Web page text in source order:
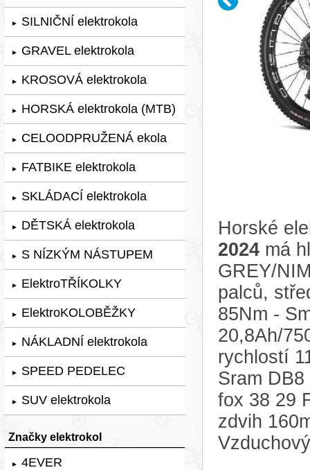
► SILNIČNÍ elektrokola
► GRAVEL elektrokola
► KROSOVÁ elektrokola
► HORSKÁ elektrokola (MTB)
► CELOODPRUŽENÁ ekola
► FATBIKE elektrokola
► SKLÁDACÍ elektrokola
► DĚTSKÁ elektrokola
► S NÍZKÝM NÁSTUPEM
► ElektroTŘÍKOLKY
► ElektroKOLOBĚŽKY
► NÁKLADNÍ elektrokola
► SPEED PEDELEC
► SUV elektrokola
Značky elektrokol
► 4EVER
Horské
2024 má
GREY/
palců,
85Nm -
20,8Ah/
rychlostí
Sram
fox 38 29
zdvih